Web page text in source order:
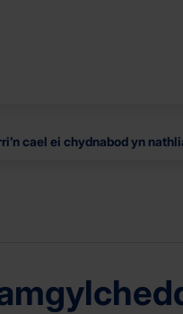
cael ei chydnabod yn